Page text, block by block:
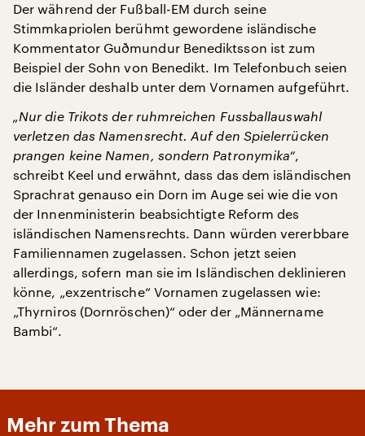
Der während der Fußball-EM durch seine
Stimmkapriolen berühmt gewordene isländische
Kommentator Guðmundur Benediktsson ist zum
Beispiel der Sohn von Benedikt. Im Telefonbuch seien
die Isländer deshalb unter dem Vornamen aufgeführt.
„Nur die Trikots der ruhmreichen Fussballauswahl
verletzen das Namensrecht. Auf den Spielerrücken
prangen keine Namen, sondern Patronymika“,
schreibt Keel und erwähnt, dass das dem isländischen
Sprachrat genauso ein Dorn im Auge sei wie die von
der Innenministerin beabsichtigte Reform des
isländischen Namensrechts. Dann würden vererbbare
Familiennamen zugelassen. Schon jetzt seien
allerdings, sofern man sie im Isländischen deklinieren
könne, „exzentrische“ Vornamen zugelassen wie:
„Thyrniros (Dornröschen)“ oder der „Männername
Bambi“.
Mehr zum Thema